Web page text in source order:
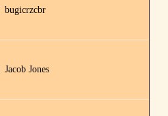
bugicrzcbr
Jacob Jones